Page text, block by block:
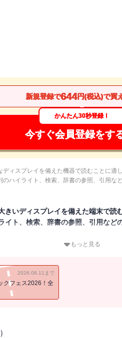
新規登録で644円(税込)で買
かんたん30秒登録！
今すぐ会員登録をす
ィスプレイを備えた機器で読むことに適し
ハイライト、検索、辞書の参照、引用な
いディスプレイを備えた端末で読
イト、検索、辞書の参照、引用など
く、歩く速さでリキまず行こう──爽
もっと見る
2026.08.11まで
クフェス2026！全